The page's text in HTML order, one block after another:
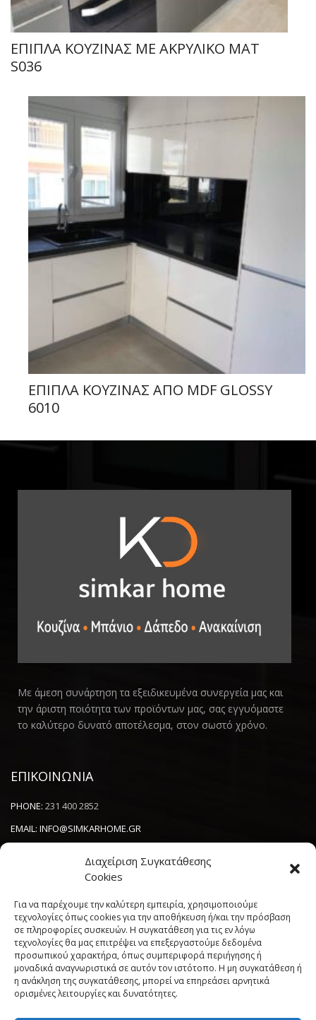
Διαχείριση Συγκατάθεσης
Cookies
Για να παρέχουμε την καλύτερη εμπειρία, χρησιμοποιούμε
τεχνολογίες όπως cookies για την αποθήκευση ή/και την πρόσβαση
σε πληροφορίες συσκευών. Η συγκατάθεση για τις εν λόγω
τεχνολογίες θα μας επιτρέψει να επεξεργαστούμε δεδομένα
προσωπικού χαρακτήρα, όπως συμπεριφορά περιήγησης ή
μοναδικά αναγνωριστικά σε αυτόν τον ιστότοπο. Η μη συγκατάθεση ή
η ανάκληση της συγκατάθεσης, μπορεί να επηρεάσει αρνητικά
ορισμένες λειτουργίες και δυνατότητες.
ΕΠΙΠΛΑ ΚΟΥΖΙΝΑΣ ΜΕ ΑΚΡΥΛΙΚΟ ΜΑΤ
S036
ΕΠΙΠΛΑ ΚΟΥΖΙΝΑΣ ΑΠΟ MDF GLOSSY
6010
Με άμεση συνάρτηση τα εξειδικευμένα συνεργεία μας και
την άριστη ποιότητα των προϊόντων μας, σας εγγυόμαστε
το καλύτερο δυνατό αποτέλεσμα, στον σωστό χρόνο.
ΕΠΙΚΟΙΝΩΝΙΑ
PHONE: 231 400 2852
EMAIL: INFO@SIMKARHOME.GR
NEWSLETTER
----------------------